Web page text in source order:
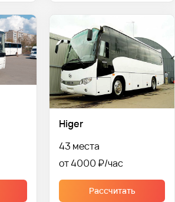
Higer
43 места
от 4000 ₽
Рассчитать